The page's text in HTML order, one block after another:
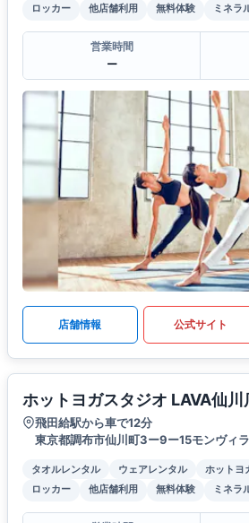
ロッカー
他店舗利用 無料体験 ミネラ
営業時間
ー
店舗情報 公式サイト
ホットヨガスタジオ LAVA仙川
飛田給駅から車で12分
東京都調布市仙川町3ー9ー15モンヴィ
タオルレンタル ウェアレンタル ホットヨ
ロッカー
他店舗利用 無料体験 ミネラ